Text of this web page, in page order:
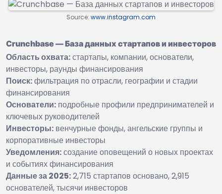
Source: www.instagram.com
Crunchbase — База данных стартапов и инвесторов
Область охвата:стартапы, компании, основатели,
инвесторы, раунды финансирования
Поиск:фильтрация по отрасли, географии и стадии
финансирования
Основатели: подробные профили предпринимателей и
ключевых руководителей
Инвесторы: венчурные фонды, ангельские группы и
корпоративные инвесторы
Уведомления:создание оповещений о новых проектах
и событиях финансирования
Данные за 2025:2,715 стартапов основано, 2,915
основателей, тысячи инвесторов